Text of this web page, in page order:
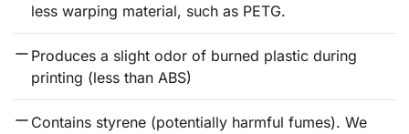
less warping material, such as PETG.
Produces a slight odor of burned plastic during
printing (less than ABS)
Contains styrene (potentially harmful fumes). We